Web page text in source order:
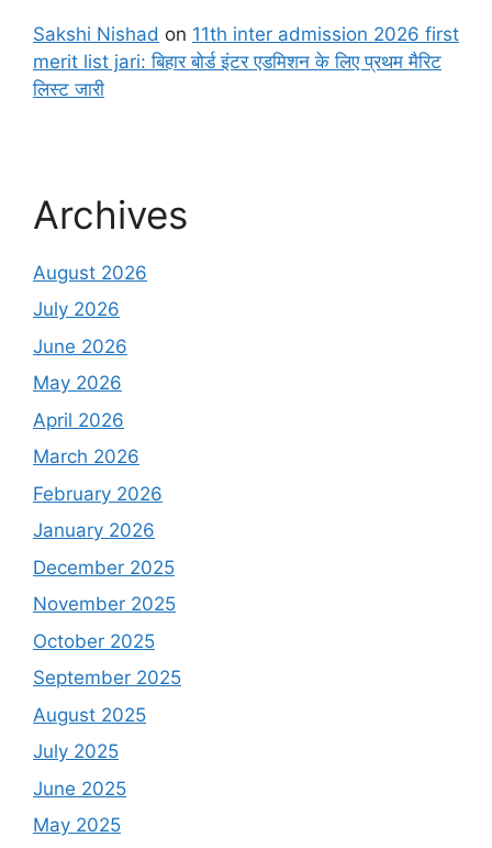
Sakshi Nishad on 11th inter admission 2026 first
merit list jari: बिहार बोर्ड इंटर एडमिशन के लिए प्रथम मैरिट
लिस्ट जारी
Archives
August 2026
July 2026
June 2026
May 2026
April 2026
March 2026
February 2026
January 2026
December 2025
November 2025
October 2025
September 2025
August 2025
July 2025
June 2025
May 2025